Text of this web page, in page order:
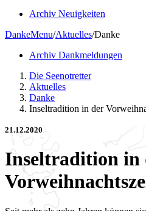
Archiv Neuigkeiten
DankeMenu/Aktuelles/Danke
Archiv Dankmeldungen
Die Seenotretter
Aktuelles
Danke
Inseltradition in der
21.12.2020
Inseltradition in